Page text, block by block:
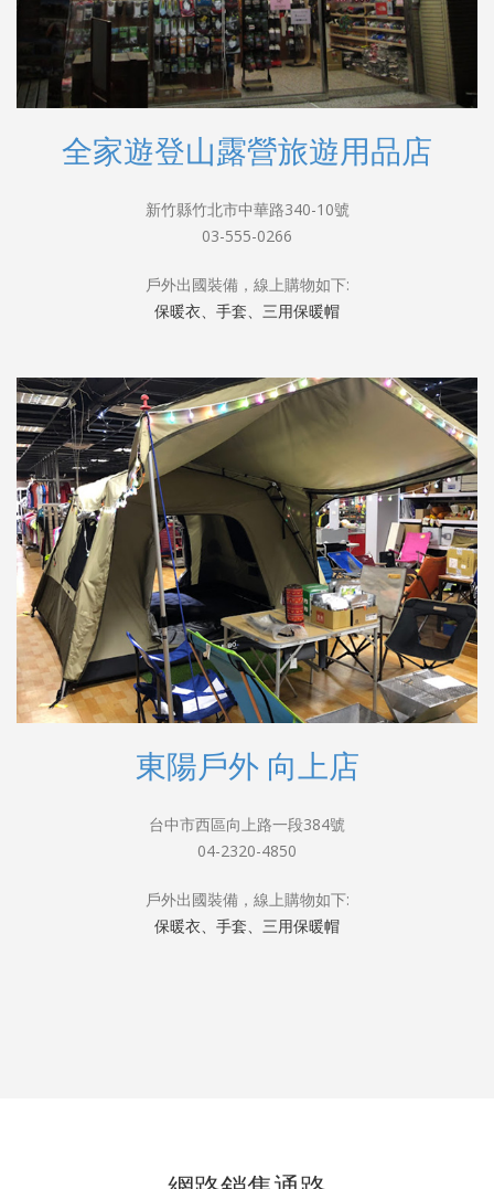
全家遊登山露營旅遊用品店
新竹縣竹北市中華路340-10號
03-555-0266
戶外出國裝備，線上購物如下:
保暖衣、手套、三用保暖帽
東陽戶外 向上店
台中市西區向上路一段384號
04-2320-4850
戶外出國裝備，線上購物如下:
保暖衣、手套、三用保暖帽